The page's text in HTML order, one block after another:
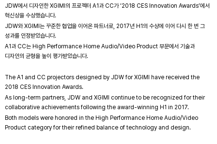
JDW에서 디자인한 XGIMI의 프로젝터 A1과 CC가 ‘2018 CES Innovation Awards’에서
혁신상을 수상했습니다.
JDW와 XGIMI는 꾸준한 협업을 이어온 파트너로, 2017년 H1의 수상에 이어 다시 한 번 그
성과를 인정받았습니다.
A1과 CC는 High Performance Home Audio/Video Product 부문에서 기술과
디자인의 균형을 높이 평가받았습니다.
The A1 and CC projectors designed by JDW for XGIMI have received the
2018 CES Innovation Awards.
As long-term partners, JDW and XGIMI continue to be recognized for their
collaborative achievements following the award-winning H1 in 2017.
Both models were honored in the High Performance Home Audio/Video
Product category for their refined balance of technology and design.